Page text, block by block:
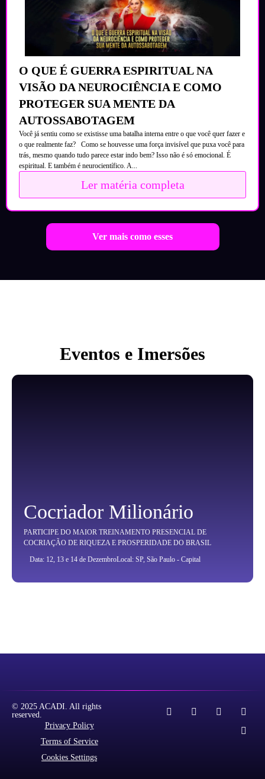
O QUE É GUERRA ESPIRITUAL NA
VISÃO DA NEUROCIÊNCIA E COMO
PROTEGER SUA MENTE DA
AUTOSSABOTAGEM
Você já sentiu como se existisse uma batalha interna entre o que você quer fazer e
o que realmente faz? Como se houvesse uma força invisível que puxa você para
trás, mesmo quando tudo parece estar indo bem? Isso não é só emocional. É
espiritual. E também é neurocientífico. A...
Ler matéria completa
Ver mais como esses
Eventos e Imersões
Cocriador Milionário
PARTICIPE DO MAIOR TREINAMENTO PRESENCIAL DE
COCRIAÇÃO DE RIQUEZA E PROSPERIDADE DO BRASIL
Data: 12, 13 e 14 de DezembroLocal: SP, São Paulo - Capital
© 2025 ACADI. All rights
reserved.
Privacy Policy
Terms of Service
Cookies Settings